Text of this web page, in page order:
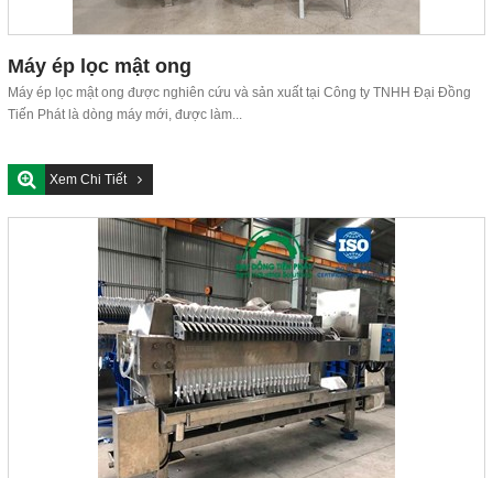
Máy ép lọc mật ong
Máy ép lọc mật ong được nghiên cứu và sản xuất tại Công ty TNHH Đại Đồng
Tiến Phát là dòng máy mới, được làm...
Xem Chi Tiết